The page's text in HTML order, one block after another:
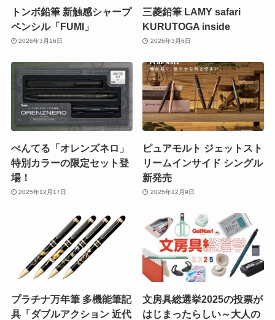
トンボ鉛筆 新触感シャープ
ペンシル「FUMI」
2026年3月16日
三菱鉛筆 LAMY safari
KURUTOGA inside
2026年3月6日
ぺんてる「オレンズネロ」
特別カラーの限定セット登
場！
2025年12月17日
ピュアモルト ジェットスト
リームインサイド シングル
新発売
2025年12月9日
プラチナ万年筆 多機能筆記
具「ダブルアクション 近代
文房具総選挙2025の投票が
はじまったらしい～大人の